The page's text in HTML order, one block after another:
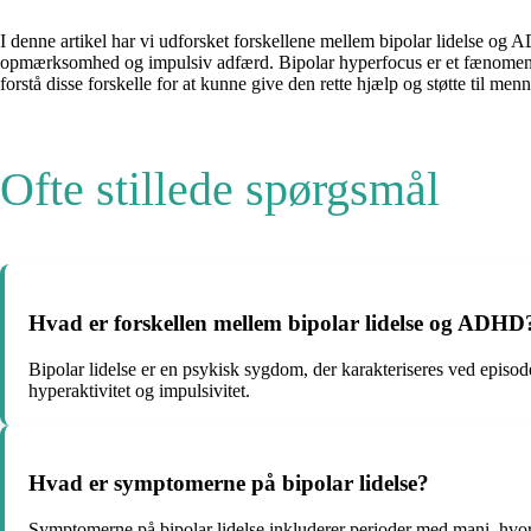
I denne artikel har vi udforsket forskellene mellem bipolar lidelse og
opmærksomhed og impulsiv adfærd. Bipolar hyperfocus er et
forstå disse forskelle for at kunne give den rette hjælp og støtte til
Ofte stillede spørgsmål
Hvad er forskellen mellem bipolar lidelse og
Bipolar lidelse er en psykisk sygdom, der karakteriseres ved
hyperaktivitet og impulsivitet.
Hvad er symptomerne på bipolar lidelse?